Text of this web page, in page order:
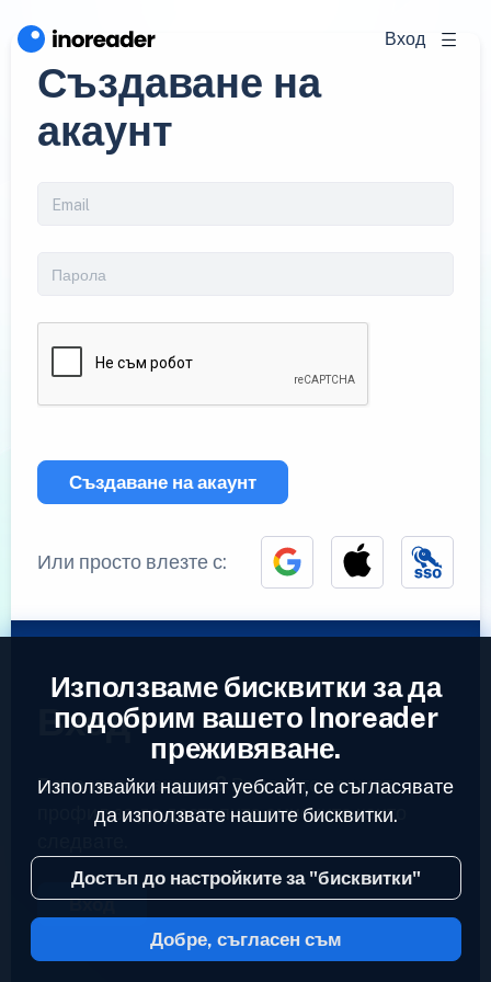
Вход
Създаване на
акаунт
Създаване на акаунт
Или просто влезте с:
Вход
Вече имате акаунт?Въведете вашият
профил за да достъпите емисиите които
Вход
2023 © Inoreader
Използваме бисквитки за да
подобрим вашето Inoreader
преживяване.
Използвайки нашият уебсайт, се съгласявате
да използвате нашите бисквитки.
Достъп до настройките за "бисквитки"
Добре, съгласен съм